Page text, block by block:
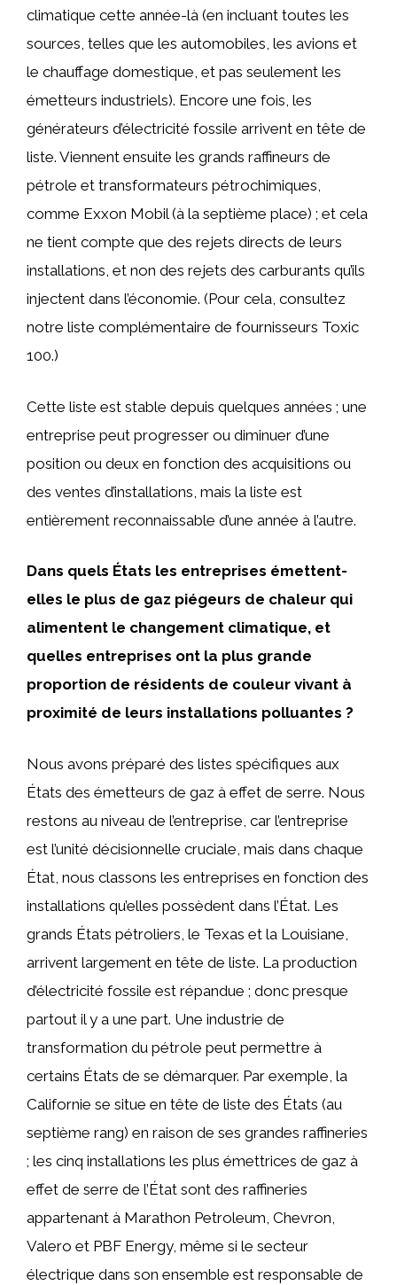
climatique cette année-là (en incluant toutes les
sources, telles que les automobiles, les avions et
le chauffage domestique, et pas seulement les
émetteurs industriels). Encore une fois, les
générateurs d’électricité fossile arrivent en tête de
liste. Viennent ensuite les grands raffineurs de
pétrole et transformateurs pétrochimiques,
comme Exxon Mobil (à la septième place) ; et cela
ne tient compte que des rejets directs de leurs
installations, et non des rejets des carburants qu’ils
injectent dans l’économie. (Pour cela, consultez
notre liste complémentaire de fournisseurs Toxic
100.)
Cette liste est stable depuis quelques années ; une
entreprise peut progresser ou diminuer d’une
position ou deux en fonction des acquisitions ou
des ventes d’installations, mais la liste est
entièrement reconnaissable d’une année à l’autre.
Dans quels États les entreprises émettent-
elles le plus de gaz piégeurs de chaleur qui
alimentent le changement climatique, et
quelles entreprises ont la plus grande
proportion de résidents de couleur vivant à
proximité de leurs installations polluantes ?
Nous avons préparé des listes spécifiques aux
États des émetteurs de gaz à effet de serre. Nous
restons au niveau de l’entreprise, car l’entreprise
est l’unité décisionnelle cruciale, mais dans chaque
État, nous classons les entreprises en fonction des
installations qu’elles possèdent dans l’État. Les
grands États pétroliers, le Texas et la Louisiane,
arrivent largement en tête de liste. La production
d’électricité fossile est répandue ; donc presque
partout il y a une part. Une industrie de
transformation du pétrole peut permettre à
certains États de se démarquer. Par exemple, la
Californie se situe en tête de liste des États (au
septième rang) en raison de ses grandes raffineries
; les cinq installations les plus émettrices de gaz à
effet de serre de l’État sont des raffineries
appartenant à Marathon Petroleum, Chevron,
Valero et PBF Energy, même si le secteur
électrique dans son ensemble est responsable de